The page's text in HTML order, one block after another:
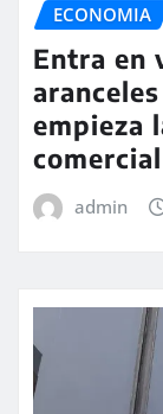
ECONOMIA
Entra en
empieza
comercial
admin